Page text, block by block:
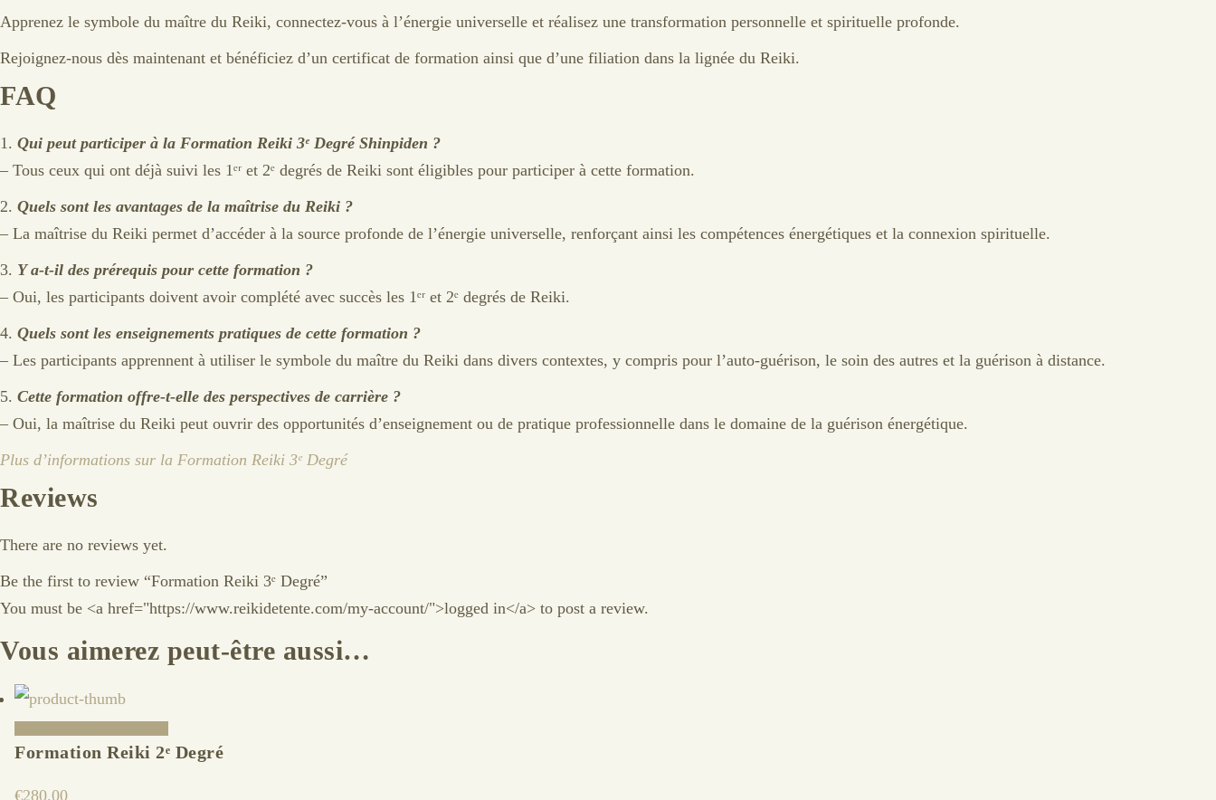
Apprenez le symbole du maître du Reiki, connectez-vous à l’énergie universelle et réalisez une transformation personnelle et spirituelle profonde.
Rejoignez-nous dès maintenant et bénéficiez d’un certificat de formation ainsi que d’une filiation dans la lignée du Reiki.
FAQ
1. Qui peut participer à la Formation Reiki 3ᵉ Degré Shinpiden ?
– Tous ceux qui ont déjà suivi les 1ᵉʳ et 2ᵉ degrés de Reiki sont éligibles pour participer à cette formation.
2. Quels sont les avantages de la maîtrise du Reiki ?
– La maîtrise du Reiki permet d’accéder à la source profonde de l’énergie universelle, renforçant ainsi les compétences énergétiques et la connexion spirituelle.
3. Y a-t-il des prérequis pour cette formation ?
– Oui, les participants doivent avoir complété avec succès les 1ᵉʳ et 2ᵉ degrés de Reiki.
4. Quels sont les enseignements pratiques de cette formation ?
– Les participants apprennent à utiliser le symbole du maître du Reiki dans divers contextes, y compris pour l’auto-guérison, le soin des autres et la guérison à distance.
5. Cette formation offre-t-elle des perspectives de carrière ?
– Oui, la maîtrise du Reiki peut ouvrir des opportunités d’enseignement ou de pratique professionnelle dans le domaine de la guérison énergétique.
Plus d’informations sur la Formation Reiki 3ᵉ Degré
Reviews
There are no reviews yet.
Be the first to review “Formation Reiki 3ᵉ Degré”
You must be <a href="https://www.reikidetente.com/my-account/">logged in</a> to post a review.
Vous aimerez peut-être aussi…
Formation Reiki 2ᵉ Degré
€280.00